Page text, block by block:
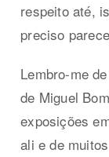
respeito até,
preciso
Lembro-me
de Miguel
exposições
ali e de